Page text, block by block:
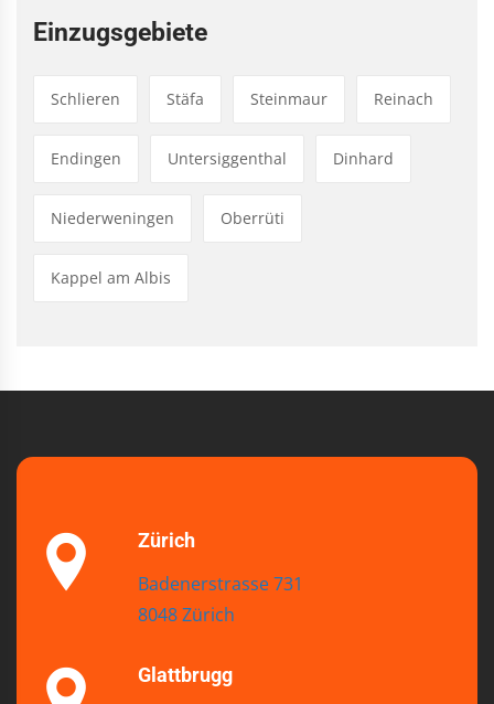
Einzugsgebiete
Schlieren Stäfa Steinmaur Reinach
Endingen Untersiggenthal Dinhard
Niederweningen Oberrüti
Kappel am Albis
Zürich
Badenerstrasse 731
8048 Zürich
Glattbrugg